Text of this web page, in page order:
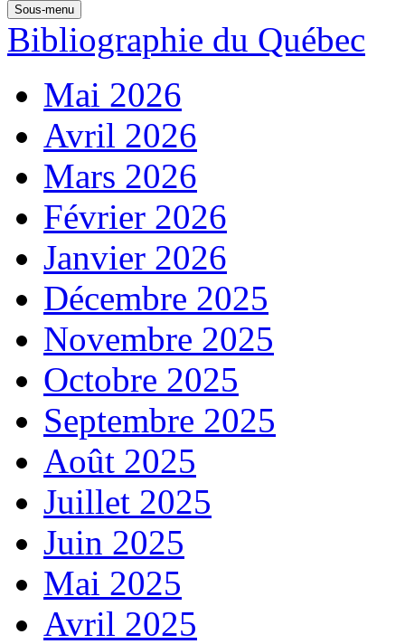
Sous-menu
Bibliographie du Québec
Mai 2026
Avril 2026
Mars 2026
Février 2026
Janvier 2026
Décembre 2025
Novembre 2025
Octobre 2025
Septembre 2025
Août 2025
Juillet 2025
Juin 2025
Mai 2025
Avril 2025